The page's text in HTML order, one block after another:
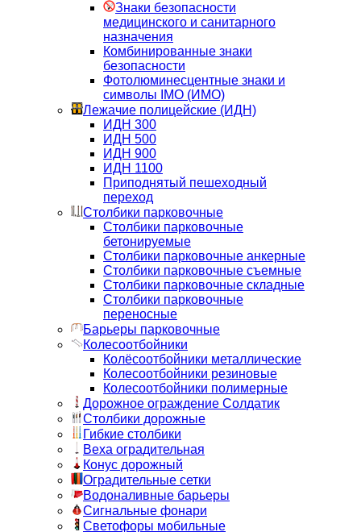
Знаки безопасности
медицинского и санитарного
назначения
Комбинированные знаки
безопасности
Фотолюминесцентные знаки и
символы IMO (ИМО)
Лежачие полицейские (ИДН)
ИДН 300
ИДН 500
ИДН 900
ИДН 1100
Приподнятый пешеходный
переход
Столбики парковочные
Столбики парковочные
бетонируемые
Столбики парковочные анкерные
Столбики парковочные съемные
Столбики парковочные складные
Столбики парковочные
переносные
Барьеры парковочные
Колесоотбойники
Колёсоотбойники металлические
Колесоотбойники резиновые
Колесоотбойники полимерные
Дорожное ограждение Солдатик
Столбики дорожные
Гибкие столбики
Веха оградительная
Конус дорожный
Оградительные сетки
Водоналивные барьеры
Сигнальные фонари
Светофоры мобильные